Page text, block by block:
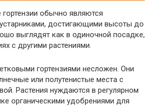
обычно являются
достигающими высоты до
выглядят как в одиночной посадке,
с другими растениями.
гортензиями несложен. Они
или полутенистые места с
Растения нуждаются в регулярном
органическими удобрениями для